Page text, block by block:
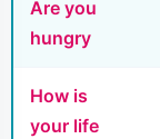
Are you
hungry
How is
your life